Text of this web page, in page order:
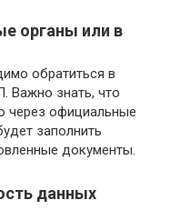
органы или в
обратиться в
Важно знать, что
через официальные
заполнить
документы.
данных